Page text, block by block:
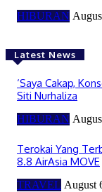
HIBURAN
Latest News
‘Saya Cakap,
Siti Nurhaliza
HIBURAN
Terokai Yang
8.8 AirAsia MOVE
TRAVEL August